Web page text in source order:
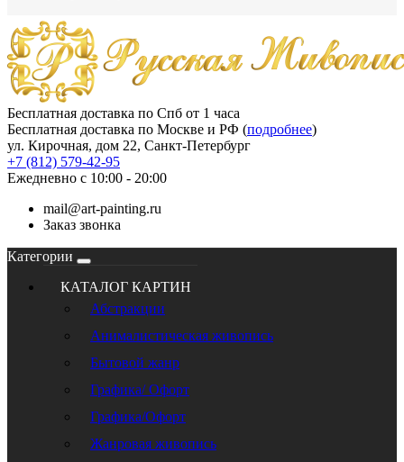
Бесплатная доставка по Спб от 1 часа
Бесплатная доставка по Москве и РФ (подробнее)
ул. Кирочная, дом 22, Санкт-Петербург
+7 (812) 579-42-95
Ежедневно с 10:00 - 20:00
mail@art-painting.ru
Заказ звонка
Категории
КАТАЛОГ КАРТИН
Абстракции
Анималистическая живопись
Бытовой жанр
Графика/ Офорт
Графика/Офорт
Жанровая живопись